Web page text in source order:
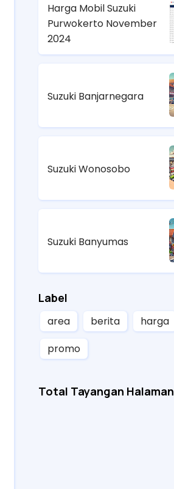
Harga Mobil Suzuki
Purwokerto November
2024
Suzuki Banjarnegara
Suzuki Wonosobo
Suzuki Banyumas
Label
area berita
harga
promo
Total Tayangan Halaman